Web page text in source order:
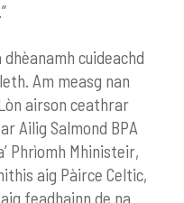
cuideachd
Am measg nan
airson ceathrar
Ailig Salmond BPA
Phrìomh Mhinisteir,
aig Pàirce Celtic,
feadhainn de na